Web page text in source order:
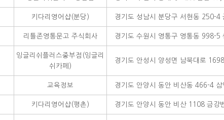
키다리영어샵(분당) 경기도 성남시 분당구 서현동 250-4
리틀존영통문고 주식회사 경기도 수원시 영통구 영통동 998-5
잉글리쉬플러스중부점(잉글리
쉬카페)
경기도 안성시 양성면 남북대로
교육정보 경기도 안양시 동안 비산동 466-4
키다리영어샵(평촌) 경기도 안양시 동안 비산 1108 금강